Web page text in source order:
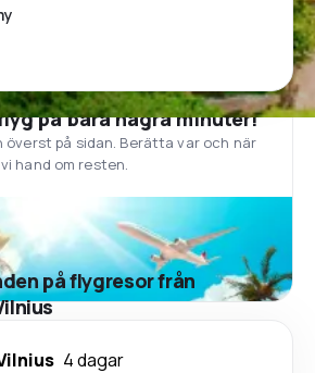
på bara några minuter!
överst på sidan. Berätta var och när
hand om resten.
på flygresor från
4 dagar